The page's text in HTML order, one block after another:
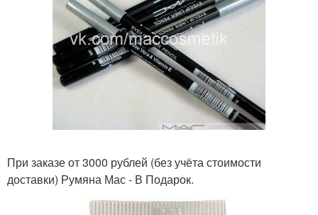
При заказе от 3000 рублей (без учёта стоимости
доставки) Румяна Мас - В Подарок.